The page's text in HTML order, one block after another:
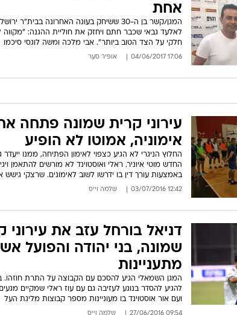
אחת
המגן/קשר בן ה-30 ששיחק בעונה האחרונה בבית"ר
לאלעד גבאי שכבר חתם ויחזק את חוליית ההגנה:
חלקי על הצד הטוב ביותר". אבי מלכה ומשה לוגסי סיכמו
17:06 04/06/2017 אופיר סער
עירוני קרית שמונה פתחה
אימוניה, אמוטו לא הופיע
החלוץ הניגרי לא הגיע כצפוי לאימון הפתיחה, ממנו
החדש מוטי איוניר. ראלי ואוסטוינד לא מורשים להתאמן
באמצעות עורך דין בו ידרשו לשוב לאימונים. שרצקי
12:42 03/07/2016 שלמה וייס
דניאל בורחל עזב את עירוני
שמונה, בני יהודה והפועל
מתעניינות
המגן השמאלי הגיע להסכם עם הקבוצה על התרת חוזהו.
להגיע להסדר בנוגע לעזיבה גם עם עוז ראלי שמקיים
ועם אור אוסטוינד בו מעוניינות מספר קבוצות מליגת העל
09:54 27/06/2016 שלמה וייס